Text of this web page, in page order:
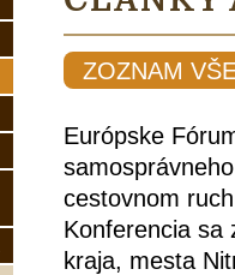
ZOZNAM
Európske
cestovnom
Konferencia sa
kraja, mesta